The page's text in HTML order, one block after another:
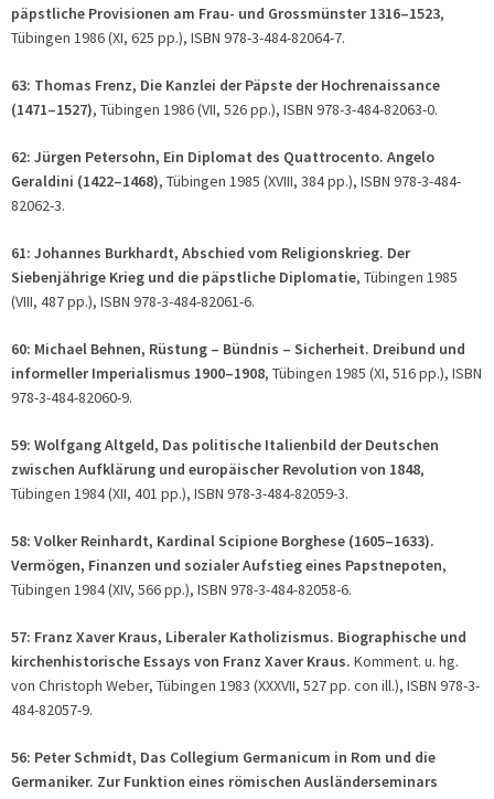
päpstliche Provisionen am Frau- und Grossmünster 1316–1523,
Tübingen 1986 (XI, 625 pp.), ISBN 978-3-484-82064-7.
63: Thomas Frenz, Die Kanzlei der Päpste der Hochrenaissance
(1471–1527), Tübingen 1986 (VII, 526 pp.), ISBN 978-3-484-82063-0.
62: Jürgen Petersohn, Ein Diplomat des Quattrocento. Angelo
Geraldini (1422–1468), Tübingen 1985 (XVIII, 384 pp.), ISBN 978-3-484-
82062-3.
61: Johannes Burkhardt, Abschied vom Religionskrieg. Der
Siebenjährige Krieg und die päpstliche Diplomatie, Tübingen 1985
(VIII, 487 pp.), ISBN 978-3-484-82061-6.
60: Michael Behnen, Rüstung – Bündnis – Sicherheit. Dreibund und
informeller Imperialismus 1900–1908, Tübingen 1985 (XI, 516 pp.), ISBN
978-3-484-82060-9.
59: Wolfgang Altgeld, Das politische Italienbild der Deutschen
zwischen Aufklärung und europäischer Revolution von 1848,
Tübingen 1984 (XII, 401 pp.), ISBN 978-3-484-82059-3.
58: Volker Reinhardt, Kardinal Scipione Borghese (1605–1633).
Vermögen, Finanzen und sozialer Aufstieg eines Papstnepoten,
Tübingen 1984 (XIV, 566 pp.), ISBN 978-3-484-82058-6.
57: Franz Xaver Kraus, Liberaler Katholizismus. Biographische und
kirchenhistorische Essays von Franz Xaver Kraus. Komment. u. hg.
von Christoph Weber, Tübingen 1983 (XXXVII, 527 pp. con ill.), ISBN 978-3-
484-82057-9.
56: Peter Schmidt, Das Collegium Germanicum in Rom und die
Germaniker. Zur Funktion eines römischen Ausländerseminars